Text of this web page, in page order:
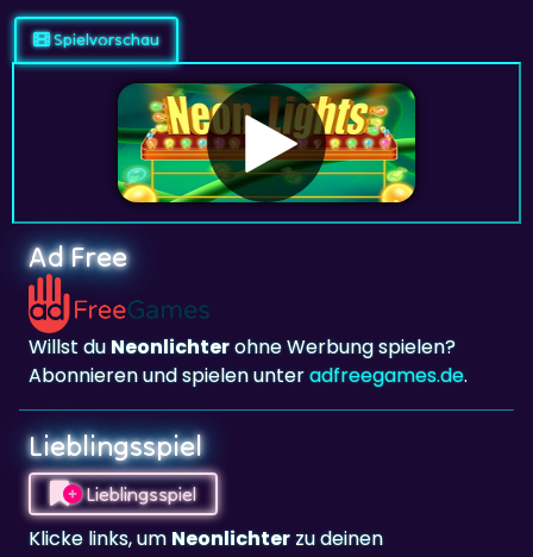
Ad Free
Willst duNeonlichter
Abonnieren und spielen unter
Lieblingsspiel
Lieblingsspiel
Klicke links, umNeonlichter
Lieblingsspielen hinzuzufügen.